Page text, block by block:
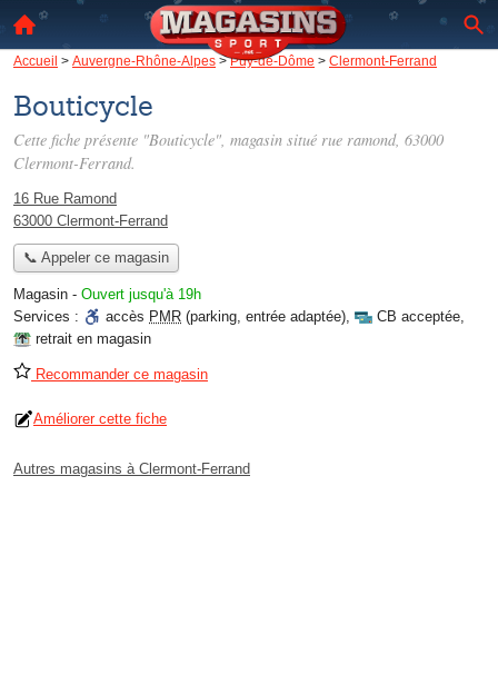
Accueil > Auvergne-Rhône-Alpes >Puy-de-Dôme > Clermont-Ferrand
Bouticycle
Cette fiche présente "Bouticycle", magasin situé rue ramond, 63000
Clermont-Ferrand.
16 Rue Ramond
63000 Clermont-Ferrand
📞 Appeler ce magasin
Magasin - Ouvert jusqu'à 19h
Services :
accès PMR (parking, entrée adaptée), CB acceptée,
retrait en magasin
Recommander ce magasin
Améliorer cette fiche
Autres magasins à Clermont-Ferrand